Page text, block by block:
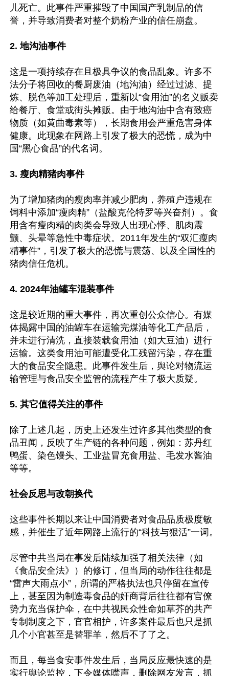
儿死亡。此事件严重摧毁了中国国产乳制品的信
誉，并导致消费者对整个奶粉产业的信任崩盘。
2. 地沟油事件
这是一项持续存在且极具争议的食品乱象。许多不
法分子将回收的餐厨废油（地沟油）经过过滤、提
炼、脱色等加工处理后，重新以“食用油”的名义贩卖
给餐厅、食堂或街头摊贩。由于地沟油中含有致癌
物质（如黄曲毒素等），长期食用会严重危害身体
健康。此现象在网路上引发了极大的恐慌，成为中
国“黑心食品”的代名词。
3. 瘦肉精猪肉事件
为了增加猪肉的瘦肉率并减少肥肉，养殖户违规在
饲料中添加“瘦肉精”（盐酸克伦特罗等兴奋剂）。食
用含有瘦肉精的肉类会导致人出现心悸、肌肉震
颤、头晕等急性中毒症状。2011年发生的“双汇瘦肉
精事件”，引发了极大的恐慌与震荡、以及全国性的
猪肉信任危机。
4. 2024年油罐车混装事件
这是较近期的重大事件，再次重创公众信心。有媒
体揭露中国的油罐车在运输完煤油等化工产品后，
并未进行清洗，直接装载食用油（如大豆油）进行
运输。这类食用油可能遭受化工残留污染，存在重
大的食品安全隐患。此事件发生后，舆论对物流运
输管理与食品安全监管的流程产生了极大质疑。
5. 其它值得关注的事件
除了上述几起，历史上还发生过许多其他类型的食
品丑闻，反映了生产链的各种问题，例如：苏丹红
鸭蛋、染色馒头、工业盐冒充食用盐、毛发水酱油
等等。
社会反思与改朝换代
这些事件长期以来让中国消费者对食品品质极度敏
感，并催生了近年网路上流行的“科技与狠活”一词。
尽管中共当局在事发后陆续加强了相关法律（如
《食品安全法》）的修订，但当局的动作往往都是
“雷声大雨点小”，所谓的严格执法也只停留在宣传
上，甚至因为制造毒食品的奸商背后往往都有官僚
势力充当保护伞，在中共视民众性命如草芥的共产
专制制度之下，官官相护，许多案件最后也只是抓
几个小官甚至是替罪羊，然后不了了之。
而且，每当食安事件发生后，当局反应最快速的是
实行舆论监控，下令媒体噤声，删除网友发言，抓